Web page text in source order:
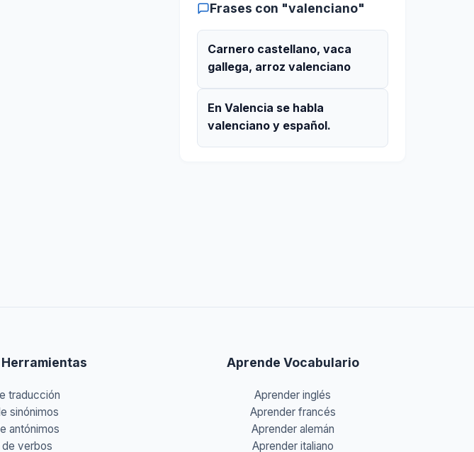
Frases con "valenciano"
Carnero castellano, vaca
gallega, arroz valenciano
En Valencia se habla
valenciano y español.
traducción
sinónimos
antónimos
de verbos
Aprende Vocabulario
Aprender inglés
Aprender francés
Aprender alemán
Aprender italiano